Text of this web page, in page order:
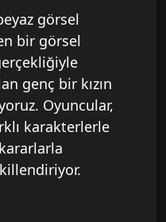
görsel
bir görsel
genç bir kızın
Oyuncular,
karakterlerle